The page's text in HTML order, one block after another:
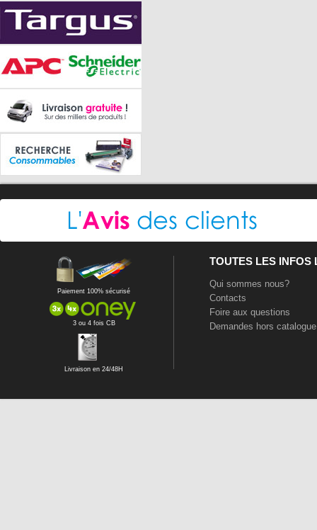
Paiement 100% sécurisé
3 ou 4 fois CB
Livraison en 24/48H
TOUTES LES INFOS
Qui sommes nous?
Contacts
Foire aux questions
Demandes hors catalogue